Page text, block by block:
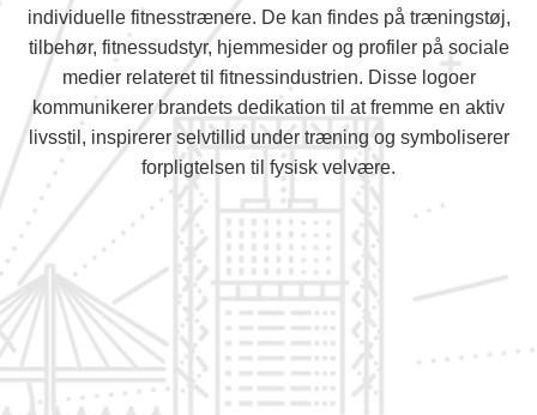
individuelle fitnesstrænere. De kan findes på træningstøj,
tilbehør, fitnessudstyr, hjemmesider og profiler på sociale
medier relateret til fitnessindustrien. Disse logoer
kommunikerer brandets dedikation til at fremme en aktiv
livsstil, inspirerer selvtillid under træning og symboliserer
forpligtelsen til fysisk velvære.